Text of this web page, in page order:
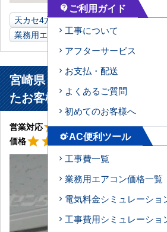
天カセ4方向 6馬力 ショールーム
業務用エアコン
宮崎県 宮崎市 自動車販売店
たお客様より
営業対応 星5
starstarstarstarstar工事対応star
価格 星4
starstar starstarstar_border
contact_support ご利用ガイド
工事について
アフターサービス
お支払・配送
よくあるご質問
初めてのお客様へ
settings_suggestAC便利ツール
工事費一覧
業務用エアコン価格一覧
電気料金シミュレーショ
工事費用シミュレーショ